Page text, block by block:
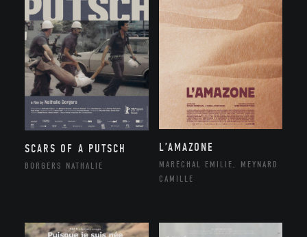
SCARS OF A PUTSCH
BORGERS NATHALIE
L’AMAZONE
MARÉCHAL EMILIE, MEYNARD
CAMILLE